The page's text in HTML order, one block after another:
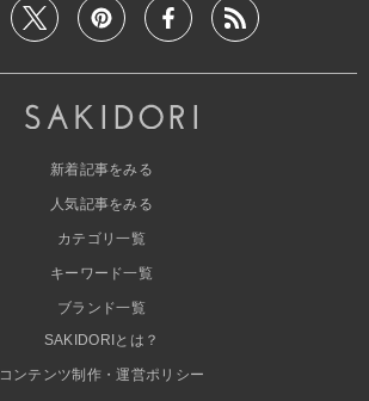
新着記事をみる
人気記事をみる
カテゴリ一覧
キーワード一覧
ブランド一覧
SAKIDORIとは？
コンテンツ制作・運営ポリシー